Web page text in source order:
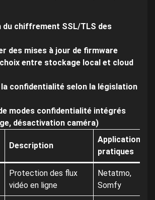
chiffrement SSL/TLS des
des mises à jour de firmware
entre stockage local et cloud
la confidentialité selon la législation
modes confidentialité intégrés
désactivation caméra)
Description
Applications
pratiques
Protection des flux
vidéo en ligne
Netatmo,
Somfy